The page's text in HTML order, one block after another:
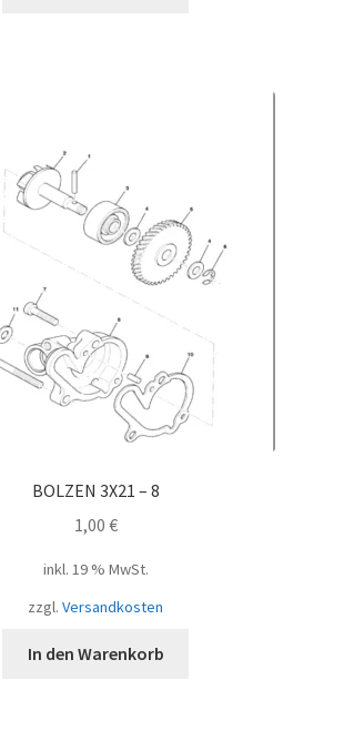
BOLZEN 3X21 – 8
1,00 €
inkl. 19 % MwSt.
zzgl. Versandkosten
In den Warenkorb